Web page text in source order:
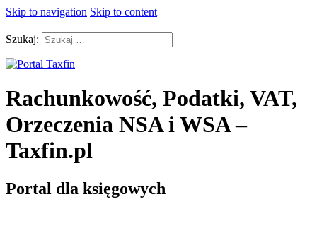
Skip to navigation Skip to content
Szukaj:
Rachunkowość, Podatki, VAT,
Orzeczenia NSA i WSA –
Taxfin.pl
Portal dla księgowych